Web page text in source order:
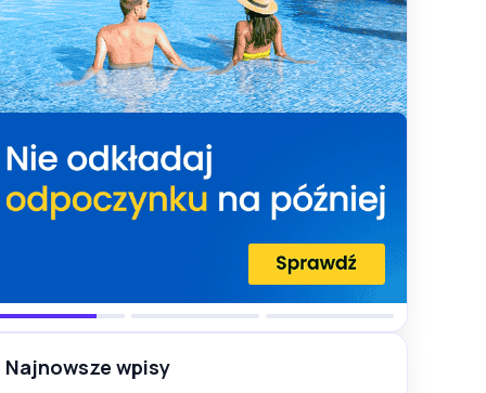
Najnowsze wpisy